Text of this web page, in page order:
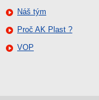
Náš tým
Proč AK Plast ?
VOP